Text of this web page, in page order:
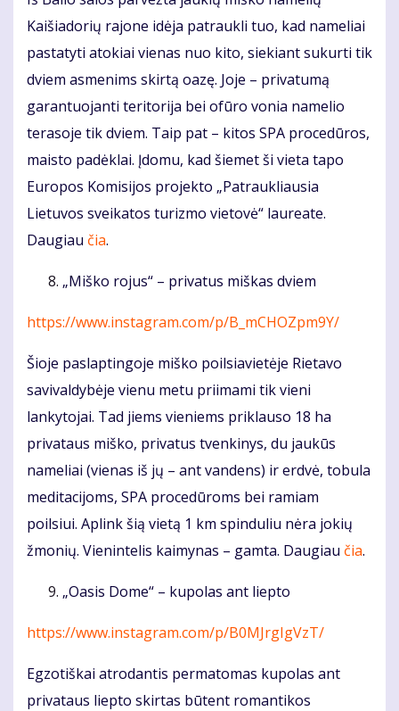
Kaišiadorių rajone idėja patraukli tuo, kad nameliai
pastatyti atokiai vienas nuo kito, siekiant sukurti tik
dviem asmenims skirtą oazę. Joje – privatumą
garantuojanti teritorija bei ofūro vonia namelio
terasoje tik dviem. Taip pat – kitos SPA procedūros,
maisto padėklai. Įdomu, kad šiemet ši vieta tapo
Europos Komisijos projekto „Patraukliausia
Lietuvos sveikatos turizmo vietovė“ laureate.
Daugiau čia.
„Miško rojus“ – privatus miškas dviem
https://www.instagram.com/p/B_mCHOZpm9Y/
Šioje paslaptingoje miško poilsiavietėje Rietavo
savivaldybėje vienu metu priimami tik vieni
lankytojai. Tad jiems vieniems priklauso 18 ha
privataus miško, privatus tvenkinys, du jaukūs
nameliai (vienas iš jų – ant vandens) ir erdvė, tobula
meditacijoms, SPA procedūroms bei ramiam
poilsiui. Aplink šią vietą 1 km spinduliu nėra jokių
žmonių. Vienintelis kaimynas – gamta. Daugiau čia.
„Oasis Dome“ – kupolas ant liepto
https://www.instagram.com/p/B0MJrgIgVzT/
Egzotiškai atrodantis permatomas kupolas ant
privataus liepto skirtas būtent romantikos